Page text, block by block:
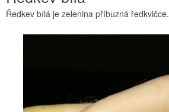
Ředkev bílá je zelenina příbuzná ředkvičce.